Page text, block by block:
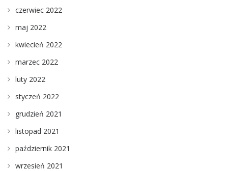
czerwiec 2022
maj 2022
kwiecień 2022
marzec 2022
luty 2022
styczeń 2022
grudzień 2021
listopad 2021
październik 2021
wrzesień 2021